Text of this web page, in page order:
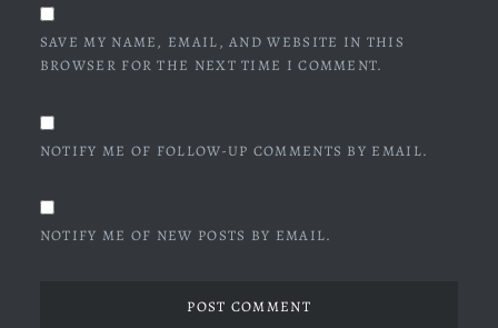
SAVE MY NAME, EMAIL, AND WEBSITE IN THIS
BROWSER FOR THE NEXT TIME I COMMENT.
NOTIFY ME OF FOLLOW-UP COMMENTS BY EMAIL.
NOTIFY ME OF NEW POSTS BY EMAIL.